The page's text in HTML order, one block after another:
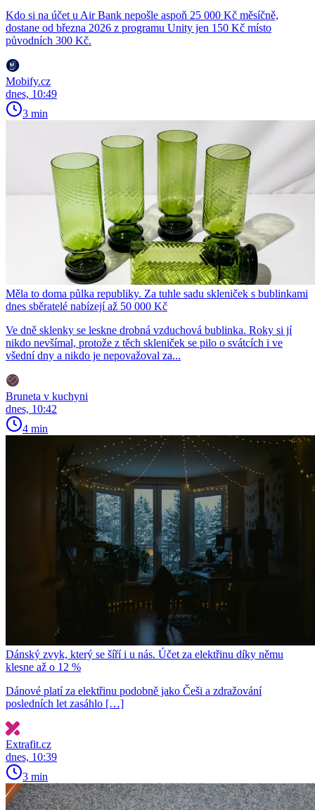
Kdo si na účet u Air Bank nepošle aspoň 25 000 Kč měsíčně,
dostane od března 2026 z programu Unity jen 150 Kč místo
původních 300 Kč.
Mobify.cz
dnes, 10:49
3 min
Měla to doma půlka republiky. Za tuhle sadu skleniček s bublinkami
dnes sběratelé nabízejí až 50 000 Kč
Ve dně sklenky se leskne drobná vzduchová bublinka. Roky si jí
nikdo nevšímal, protože z těch skleniček se pilo o svátcích i ve
všední dny a nikdo je nepovažoval za...
Bruneta v kuchyni
dnes, 10:42
4 min
Dánský zvyk, který se šíří i u nás. Účet za elektřinu díky němu
klesne až o 12 %
Dánové platí za elektřinu podobně jako Češi a zdražování
posledních let zasáhlo […]
Extrafit.cz
dnes, 10:39
3 min